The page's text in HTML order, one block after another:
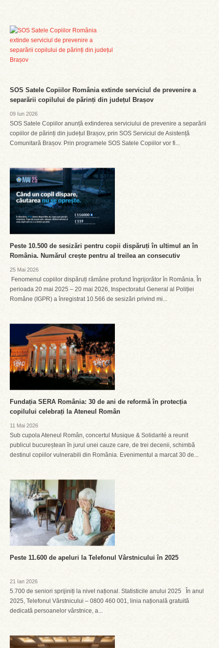
SOS Satele Copiilor România extinde serviciul de prevenire a
separării copilului de părinți din județul Brașov
09 Iun 2026
SOS Satele Copiilor anunță extinderea serviciului de prevenire a separării
copiilor de părinți din județul Brașov, prin SOS Serviciul de Asistență
Comunitară Brașov. Prin programele SOS Satele Copiilor vor fi...
Peste 10.500 de sesizări pentru copii dispăruți în ultimul an în
România. Numărul crește pentru al treilea an consecutiv
25 Mai 2026
Fenomenul copiilor dispăruți rămâne profund îngrijorător în România. În
perioada 20 mai 2025 – 20 mai 2026, Inspectoratul General al Poliției
Române (IGPR) a înregistrat 10.566 de sesizări privind mi...
Fundația SERA România: 30 de ani de reformă în protecția
copilului celebrați la Ateneul Român
11 Mai 2026
Sub cupola Ateneul Român, concertul Musique & Solidarité a reunit
publicul bucureștean în jurul unei cauze care, de trei decenii, schimbă
destinul copiilor vulnerabili din România. Evenimentul a marcat 30 de...
Peste 11.600 de apeluri la Telefonul Vârstnicului în 2025
21 Ian 2026
5.700 de seniori sprijiniți la nivel național. Statisticile anului 2025 În anul
2025, Telefonul Vârstnicului – 0800 460 001, linia națională gratuită
dedicată persoanelor vârstnice, a...